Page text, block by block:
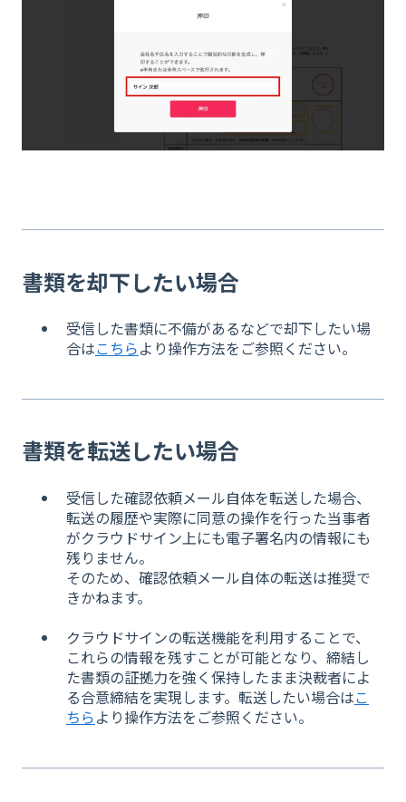
書類を却下したい場合
受信した書類に不備があるなどで却下したい場
合はこちらより操作方法をご参照ください。
書類を転送したい場合
受信した確認依頼メール自体を転送した場合、
転送の履歴や実際に同意の操作を行った当事者
がクラウドサイン上にも電子署名内の情報にも
残りません。
そのため、確認依頼メール自体の転送は推奨で
きかねます。
クラウドサインの転送機能を利用することで、
これらの情報を残すことが可能となり、締結し
た書類の証拠力を強く保持したまま決裁者によ
る合意締結を実現します。転送したい場合はこ
ちらより操作方法をご参照ください。